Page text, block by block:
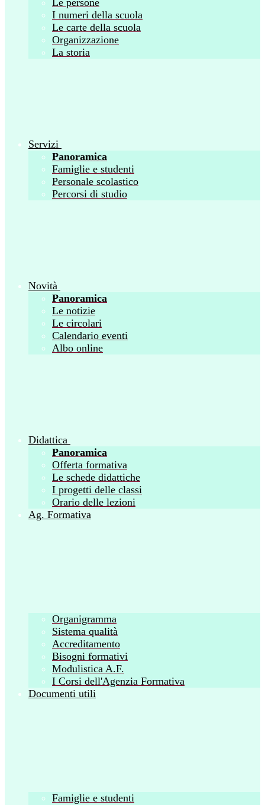
Le persone
I numeri della scuola
Le carte della scuola
Organizzazione
La storia
Servizi
Panoramica
Famiglie e studenti
Personale scolastico
Percorsi di studio
Novità
Panoramica
Le notizie
Le circolari
Calendario eventi
Albo online
Didattica
Panoramica
Offerta formativa
Le schede didattiche
I progetti delle classi
Orario delle lezioni
Ag. Formativa
Organigramma
Sistema qualità
Accreditamento
Bisogni formativi
Modulistica A.F.
I Corsi dell'Agenzia Formativa
Documenti utili
Famiglie e studenti